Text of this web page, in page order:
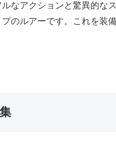
なアクションと驚異的な
のルアーです。これを装